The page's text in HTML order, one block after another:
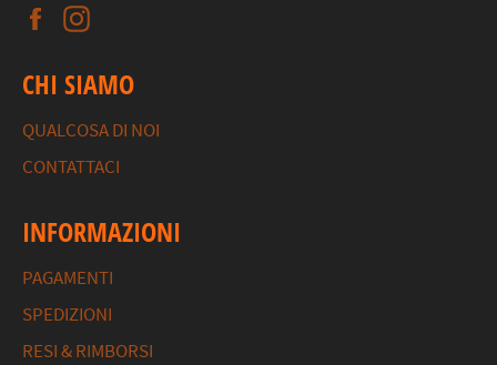
Facebook
CHI SIAMO
QUALCOSA DI NOI
CONTATTACI
INFORMAZIONI
PAGAMENTI
SPEDIZIONI
RESI & RIMBORSI